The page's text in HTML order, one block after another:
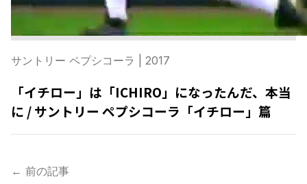
サントリー ペプシコーラ | 2017
「イチロー」は「ICHIRO」になったんだ、本当
に / サントリー ペプシコーラ「イチロー」篇
← 前の記事